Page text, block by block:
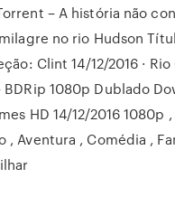
– A história não
no rio Hudson
Clint 14/12/2016 · Rio
BDRip 1080p Dublado
HD 14/12/2016 1080p ,
, Aventura , Comédia ,